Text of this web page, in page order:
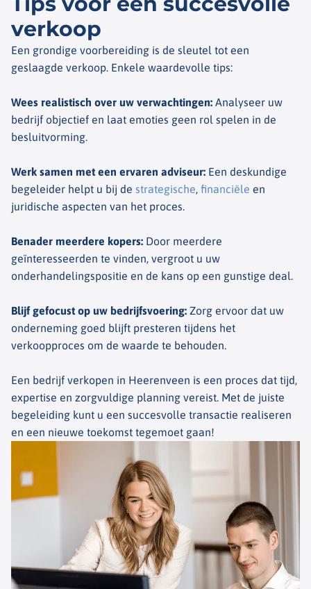
verkoop
Een grondige voorbereiding is de sleutel tot een
geslaagde verkoop. Enkele waardevolle tips:
Wees realistisch over uw verwachtingen: Analyseer uw
bedrijf objectief en laat emoties geen rol spelen in de
besluitvorming.
Werk samen met een ervaren adviseur: Een deskundige
begeleider helpt u bij de strategische, financiële en
juridische aspecten van het proces.
Benader meerdere kopers: Door meerdere
geïnteresseerden te vinden, vergroot u uw
onderhandelingspositie en de kans op een gunstige deal.
Blijf gefocust op uw bedrijfsvoering: Zorg ervoor dat uw
onderneming goed blijft presteren tijdens het
verkoopproces om de waarde te behouden.
Een bedrijf verkopen in Heerenveen is een proces dat tijd,
expertise en zorgvuldige planning vereist. Met de juiste
begeleiding kunt u een succesvolle transactie realiseren
en een nieuwe toekomst tegemoet gaan!